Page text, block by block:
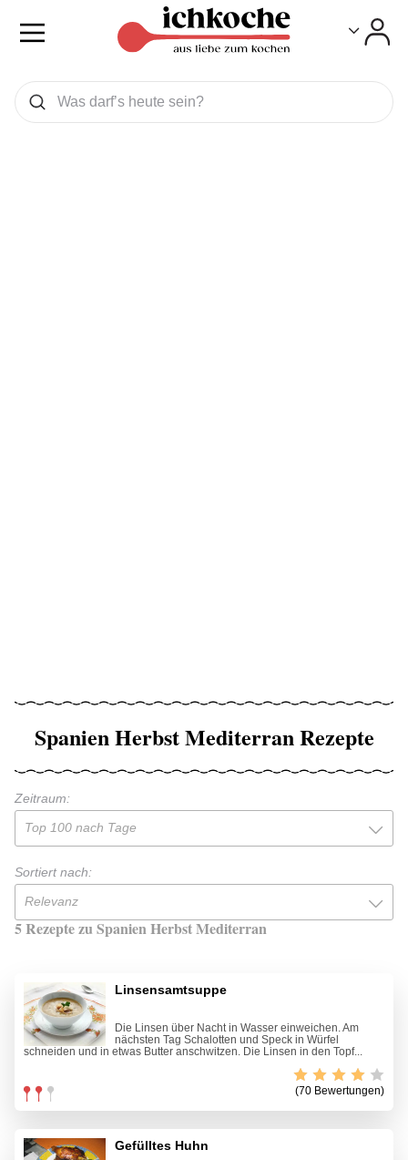
Was wollen Sie suchen
Suchen
Spanien Herbst Mediterran Rezepte
Zeitraum:
Top 100 nach Tage
Sortiert nach:
Relevanz
5 Rezepte zu Spanien Herbst Mediterran
Linsensamtsuppe
Die Linsen über Nacht in Wasser einweichen. Am
nächsten Tag Schalotten und Speck in Würfel
schneiden und in etwas Butter anschwitzen. Die Linsen in den Topf...
(70 Bewertungen)
Gefülltes Huhn